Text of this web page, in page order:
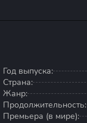
Год выпуска:
Страна:
Жанр:
Продолжительность:
Премьера (в мире):